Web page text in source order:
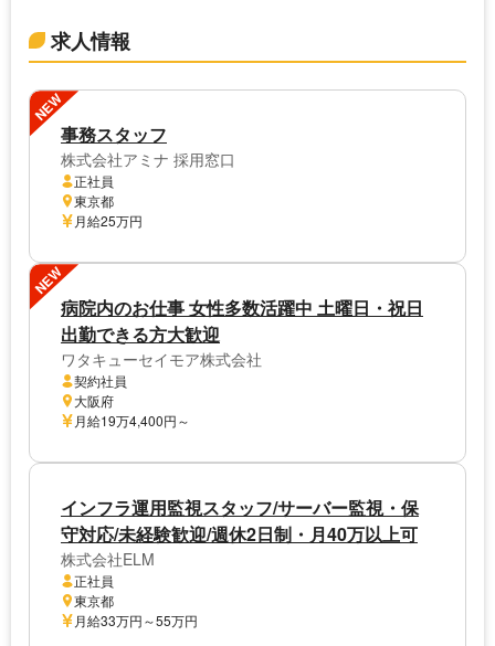
求人情報
NEW
事務スタッフ
株式会社アミナ 採用窓口
正社員
東京都
月給25万円
NEW
病院内のお仕事 女性多数活躍中 土曜日・祝日
出勤できる方大歓迎
ワタキューセイモア株式会社
契約社員
大阪府
月給19万4,400円～
インフラ運用監視スタッフ/サーバー監視・保
守対応/未経験歓迎/週休2日制・月40万以上可
株式会社ELM
正社員
東京都
月給33万円～55万円